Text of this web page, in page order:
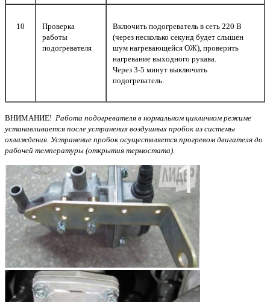
10
Проверка
работы
подогревателя
Включить подогреватель в сеть 220 В
(через несколько секунд будет слышен
шум нагревающейся ОЖ), проверить
нагревание выходного рукава.
Через 3-5 минут выключить
подогреватель.
ВНИМАНИЕ! Работа подогревателя в нормальном цикличном режиме
устанавливается после устранения воздушных пробок из системы
охлаждения. Устранение пробок осуществляется прогревом двигателя до
рабочей температуры (открытия термостата).